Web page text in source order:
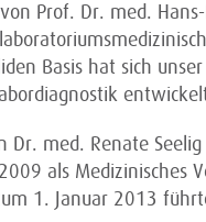
Prof. Dr. med.
Basis hat sich
Dr. med. Renate
als Medizinisches
1. Januar 2013